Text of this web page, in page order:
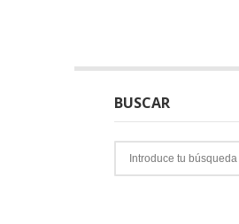
BUSCAR